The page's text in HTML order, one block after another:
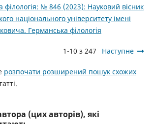
філологія: № 846 (2023): Науковий вісник
національного університету імені
Германська філологія
1-10 з 247 Наступне
розпочати розширений пошук схожих
(цих авторів), які